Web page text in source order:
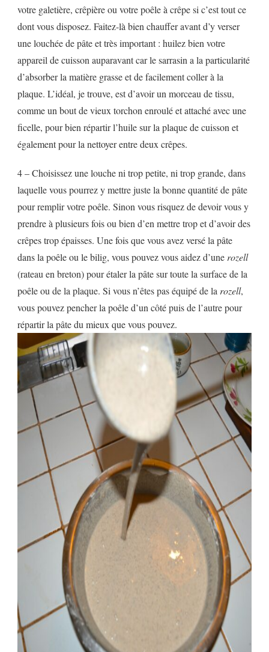
votre galetière, crêpière ou votre poêle à crêpe si c’est tout ce
dont vous disposez. Faitez-là bien chauffer avant d’y verser
une louchée de pâte et très important : huilez bien votre
appareil de cuisson auparavant car le sarrasin a la particularité
d’absorber la matière grasse et de facilement coller à la
plaque. L’idéal, je trouve, est d’avoir un morceau de tissu,
comme un bout de vieux torchon enroulé et attaché avec une
ficelle, pour bien répartir l’huile sur la plaque de cuisson et
également pour la nettoyer entre deux crêpes.
4 – Choisissez une louche ni trop petite, ni trop grande, dans
laquelle vous pourrez y mettre juste la bonne quantité de pâte
pour remplir votre poêle. Sinon vous risquez de devoir vous y
prendre à plusieurs fois ou bien d’en mettre trop et d’avoir des
crêpes trop épaisses. Une fois que vous avez versé la pâte
dans la poêle ou le bilig, vous pouvez vous aidez d’une rozell
(rateau en breton) pour étaler la pâte sur toute la surface de la
poêle ou de la plaque. Si vous n’êtes pas équipé de la rozell,
vous pouvez pencher la poêle d’un côté puis de l’autre pour
répartir la pâte du mieux que vous pouvez.